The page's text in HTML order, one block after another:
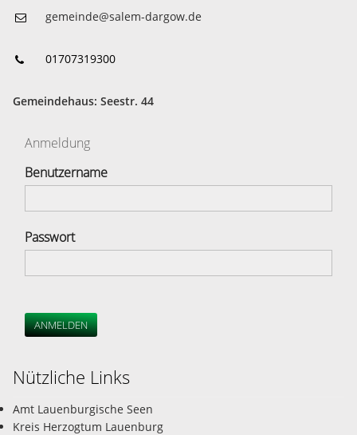
gemeinde@salem-dargow.de
01707319300
Gemeindehaus: Seestr. 44
Anmeldung
Benutzername
Passwort
ANMELDEN
Nützliche Links
Amt Lauenburgische Seen
Kreis Herzogtum Lauenburg